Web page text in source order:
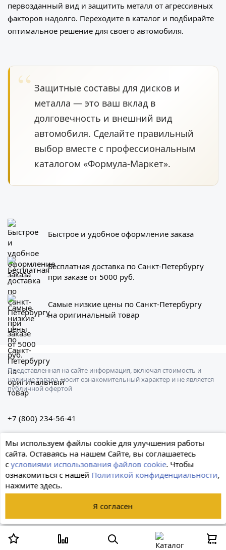
первозданный вид и защитить металл от агрессивных
факторов надолго. Переходите в каталог и подбирайте
оптимальное решение для своего автомобиля.
Защитные составы для дисков и
металла — это ваш вклад в
долговечность и внешний вид
автомобиля. Сделайте правильный
выбор вместе с профессиональным
каталогом «Формула-Маркет».
Быстрое и удобное оформление заказа
Бесплатная доставка по Санкт-Петербургу
при заказе от 5000 руб.
Самые низкие цены по Санкт-Петербургу
на оригинальный товар
© 2026 Формула
Представленная на сайте информация, включая стоимость и
наличие товара, носит ознакомительный характер и не является
публичной офертой
+7 (800) 234-56-41
Санкт-Петербург, Штурманская ул., 3
Мы используем файлы cookie для улучшения работы
сайта. Оставаясь на нашем Сайте, вы соглашаетесь
сусловиями использования файлов cookie. Чтобы
ознакомиться с нашей Политикой конфиденциальности,
нажмите здесь.
Я согласен